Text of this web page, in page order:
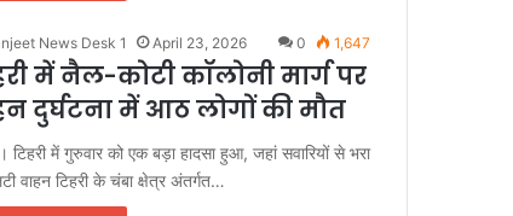
News Desk 1 April 23, 2026 0 1,647
में नैल-कोटी कॉलोनी मार्ग पर
दुर्घटना में आठ लोगों की मौत
टिहरी में गुरुवार को एक बड़ा हादसा हुआ, जहां सवारियों से भरा
वाहन टिहरी के चंबा क्षेत्र अंतर्गत…